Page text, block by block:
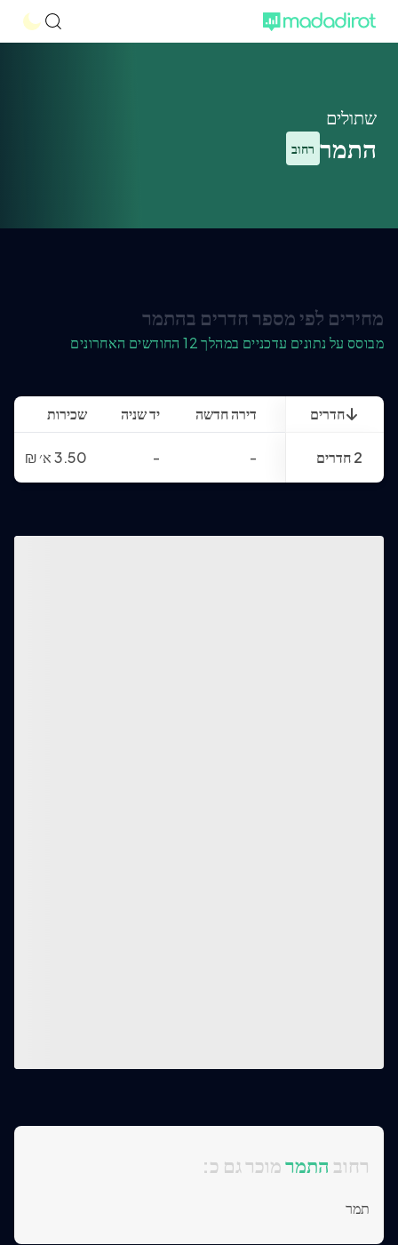
שתולים
התמר רחוב
מחירים לפי מספר חדרים בהתמר
מבוסס על נתונים עדכניים במהלך 12 החודשים האחרונים
חדרים דירה חדשה יד שניה שכירות
2 חדרים -
- 3.50 א׳ ₪
:רחוב התמרמוכר גם כ
תמר